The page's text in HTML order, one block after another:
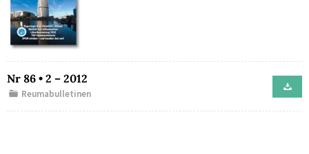
Nr 86 • 2 – 2012
Reumabulletinen